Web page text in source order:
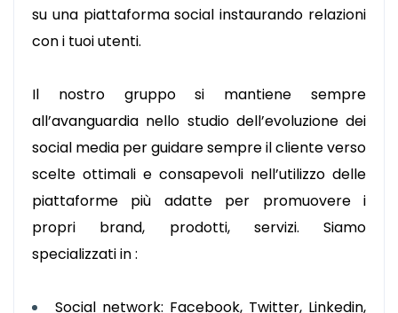
su una piattaforma social instaurando relazioni
con i tuoi utenti.
Il nostro gruppo si mantiene sempre
all’avanguardia nello studio dell’evoluzione dei
social media per guidare sempre il cliente verso
scelte ottimali e consapevoli nell’utilizzo delle
piattaforme più adatte per promuovere i
propri brand, prodotti, servizi. Siamo
specializzati in :
Social network: Facebook, Twitter, Linkedin,